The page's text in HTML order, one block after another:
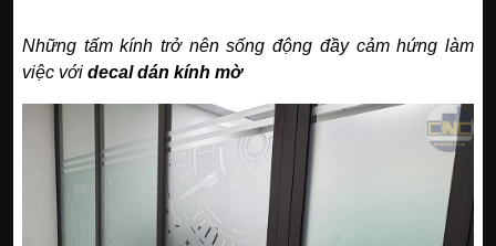
Những tấm kính trở nên sống động đầy cảm hứng làm
việc với decal dán kính mờ